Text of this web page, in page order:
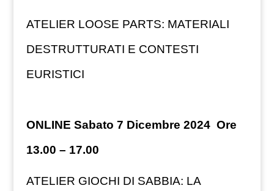
ATELIER LOOSE PARTS: MATERIALI
DESTRUTTURATI E CONTESTI
EURISTICI
ONLINE Sabato 7 Dicembre 2024 Ore
13.00 – 17.00
ATELIER GIOCHI DI SABBIA: LA